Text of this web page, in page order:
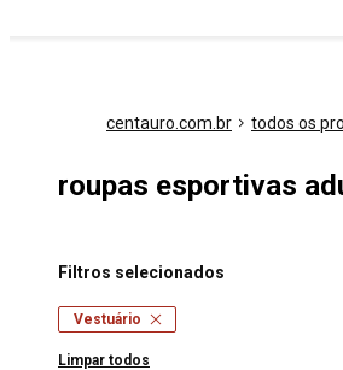
centauro.com.br todos os
roupas esportivas
Filtros selecionados
Vestuário
Limpar todos